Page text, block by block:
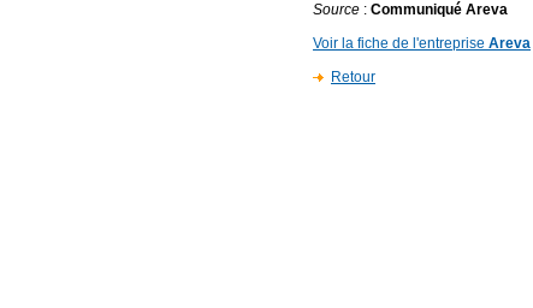
Source : Communiqué Areva
Voir la fiche de l'entreprise Areva
Retour